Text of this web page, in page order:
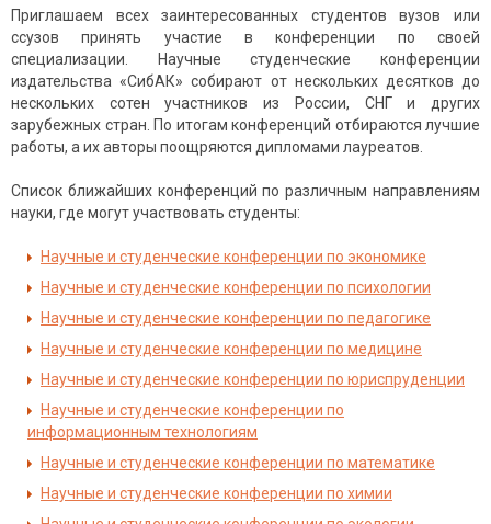
Приглашаем всех заинтересованных студентов вузов или
ссузов принять участие в конференции по своей
специализации. Научные студенческие конференции
издательства «СибАК» собирают от нескольких десятков до
нескольких сотен участников из России, СНГ и других
зарубежных стран. По итогам конференций отбираются лучшие
работы, а их авторы поощряются дипломами лауреатов.
Список ближайших конференций по различным направлениям
науки, где могут участвовать студенты:
Научные и студенческие конференции по экономике
Научные и студенческие конференции по психологии
Научные и студенческие конференции по педагогике
Научные и студенческие конференции по медицине
Научные и студенческие конференции по юриспруденции
Научные и студенческие конференции по
информационным технологиям
Научные и студенческие конференции по математике
Научные и студенческие конференции по химии